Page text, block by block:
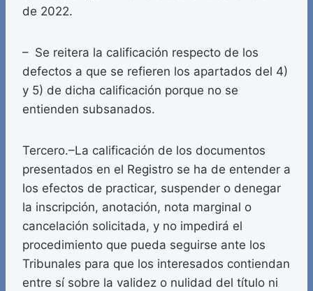
de 2022.
– Se reitera la calificación respecto de los
defectos a que se refieren los apartados del 4)
y 5) de dicha calificación porque no se
entienden subsanados.
Tercero.–La calificación de los documentos
presentados en el Registro se ha de entender a
los efectos de practicar, suspender o denegar
la inscripción, anotación, nota marginal o
cancelación solicitada, y no impedirá el
procedimiento que pueda seguirse ante los
Tribunales para que los interesados contiendan
entre sí sobre la validez o nulidad del título ni